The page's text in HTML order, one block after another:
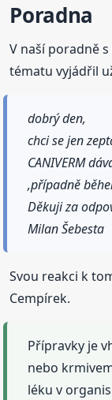
Poradna
V naší poradně
tématu vyjádřil
dobrý den,
chci se jen
CANIVERM
,případně
Děkuji za
Milan Šebesta
Svou reakci k
Cempírek.
Přípravky je
nebo
léku v